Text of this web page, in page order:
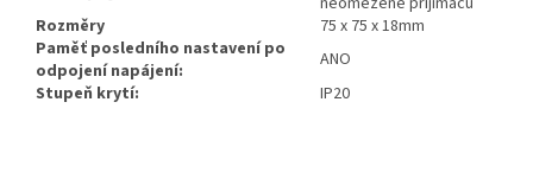
Rozměry
75 x 75 x 18mm
Paměť posledního nastavení po
odpojení napájení:
ANO
Stupeň krytí:
IP20